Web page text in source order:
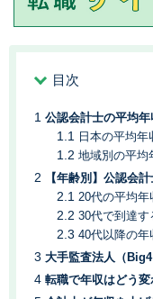
目次
公認会計士の平均年
日本の平均年
地域別の平均
【年齢別】公認会
20代の平均年
30代で到達す
40代以降の
大手監査法人（
転職で年収はどう